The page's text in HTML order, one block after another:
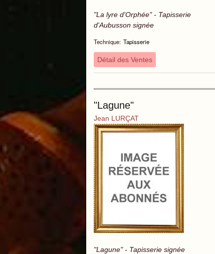
"La lyre d'Orphée" - Tapisserie
d'Aubusson signée
Technique: Tapisserie
Détail des Ventes
"Lagune"
Jean LURÇAT
"Lagune" - Tapisserie signée